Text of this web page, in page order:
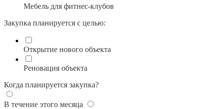
Мебель для фитнес-клубов
Закупка планируется с целью:
Открытие нового объекта
Реновация объекта
Когда планируется закупка?
В течение этого месяца